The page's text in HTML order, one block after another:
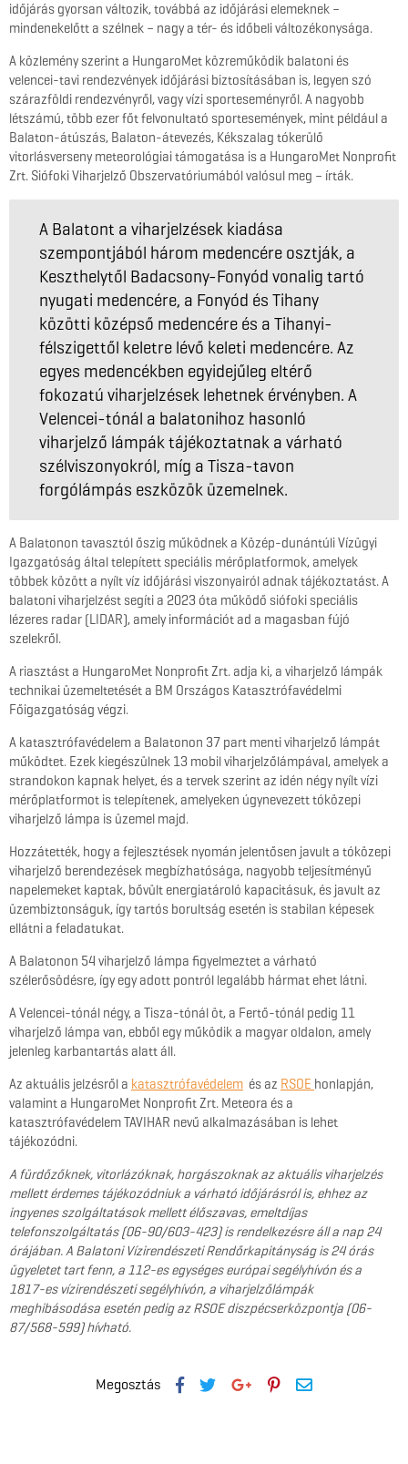
időjárás gyorsan változik, továbbá az időjárási elemeknek –
mindenekelőtt a szélnek – nagy a tér- és időbeli változékonysága.
A közlemény szerint a HungaroMet közreműködik balatoni és
velencei-tavi rendezvények időjárási biztosításában is, legyen szó
szárazföldi rendezvényről, vagy vízi sporteseményről. A nagyobb
létszámú, több ezer főt felvonultató sportesemények, mint például a
Balaton-átúszás, Balaton-átevezés, Kékszalag tókerülő
vitorlásverseny meteorológiai támogatása is a HungaroMet Nonprofit
Zrt. Siófoki Viharjelző Obszervatóriumából valósul meg – írták.
A Balatont a viharjelzések kiadása
szempontjából három medencére osztják, a
Keszthelytől Badacsony-Fonyód vonalig tartó
nyugati medencére, a Fonyód és Tihany
közötti középső medencére és a Tihanyi-
félszigettől keletre lévő keleti medencére. Az
egyes medencékben egyidejűleg eltérő
fokozatú viharjelzések lehetnek érvényben. A
Velencei-tónál a balatonihoz hasonló
viharjelző lámpák tájékoztatnak a várható
szélviszonyokról, míg a Tisza-tavon
forgólámpás eszközök üzemelnek.
A Balatonon tavasztól őszig működnek a Közép-dunántúli Vízügyi
Igazgatóság által telepített speciális mérőplatformok, amelyek
többek között a nyílt víz időjárási viszonyairól adnak tájékoztatást. A
balatoni viharjelzést segíti a 2023 óta működő siófoki speciális
lézeres radar (LIDAR), amely információt ad a magasban fújó
szelekről.
A riasztást a HungaroMet Nonprofit Zrt. adja ki, a viharjelző lámpák
technikai üzemeltetését a BM Országos Katasztrófavédelmi
Főigazgatóság végzi.
A katasztrófavédelem a Balatonon 37 part menti viharjelző lámpát
működtet. Ezek kiegészülnek 13 mobil viharjelzőlámpával, amelyek a
strandokon kapnak helyet, és a tervek szerint az idén négy nyílt vízi
mérőplatformot is telepítenek, amelyeken úgynevezett tóközepi
viharjelző lámpa is üzemel majd.
Hozzátették, hogy a fejlesztések nyomán jelentősen javult a tóközepi
viharjelző berendezések megbízhatósága, nagyobb teljesítményű
napelemeket kaptak, bővült energiatároló kapacitásuk, és javult az
üzembiztonságuk, így tartós borultság esetén is stabilan képesek
ellátni a feladatukat.
A Balatonon 54 viharjelző lámpa figyelmeztet a várható
szélerősödésre, így egy adott pontról legalább hármat ehet látni.
A Velencei-tónál négy, a Tisza-tónál öt, a Fertő-tónál pedig 11
viharjelző lámpa van, ebből egy működik a magyar oldalon, amely
jelenleg karbantartás alatt áll.
Az aktuális jelzésről a katasztrófavédelem és az RSOE honlapján,
valamint a HungaroMet Nonprofit Zrt. Meteora és a
katasztrófavédelem TAVIHAR nevű alkalmazásában is lehet
tájékozódni.
A fürdőzőknek, vitorlázóknak, horgászoknak az aktuális viharjelzés
mellett érdemes tájékozódniuk a várható időjárásról is, ehhez az
ingyenes szolgáltatások mellett élőszavas, emeltdíjas
telefonszolgáltatás (06-90/603-423) is rendelkezésre áll a nap 24
órájában. A Balatoni Vízirendészeti Rendőrkapitányság is 24 órás
ügyeletet tart fenn, a 112-es egységes európai segélyhívón és a
1817-es vízirendészeti segélyhívón, a viharjelzőlámpák
meghibásodása esetén pedig az RSOE diszpécserközpontja (06-
87/568-599) hívható.
Megosztás